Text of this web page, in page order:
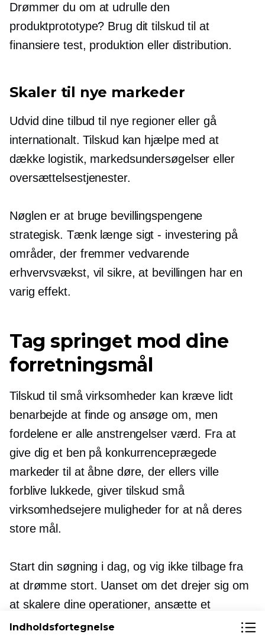
Drømmer du om at udrulle den
produktprototype? Brug dit tilskud til at
finansiere test, produktion eller distribution.
Skaler til nye markeder
Udvid dine tilbud til nye regioner eller gå
internationalt. Tilskud kan hjælpe med at
dække logistik, markedsundersøgelser eller
oversættelsestjenester.
Nøglen er at bruge bevillingspengene
strategisk. Tænk længe sigt - investering på
områder, der fremmer vedvarende
erhvervsvækst, vil sikre, at bevillingen har en
varig effekt.
Tag springet mod dine
forretningsmål
Tilskud til små virksomheder kan kræve lidt
benarbejde at finde og ansøge om, men
fordelene er alle anstrengelser værd. Fra at
give dig et ben på konkurrenceprægede
markeder til at åbne døre, der ellers ville
forblive lukkede, giver tilskud små
virksomhedsejere muligheder for at nå deres
store mål.
Start din søgning i dag, og vig ikke tilbage fra
at drømme stort. Uanset om det drejer sig om
at skalere dine operationer, ansætte et
fremragende team eller dominere et nyt
Indholdsfortegnelse